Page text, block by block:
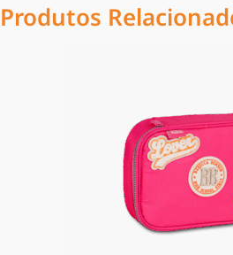
Produtos